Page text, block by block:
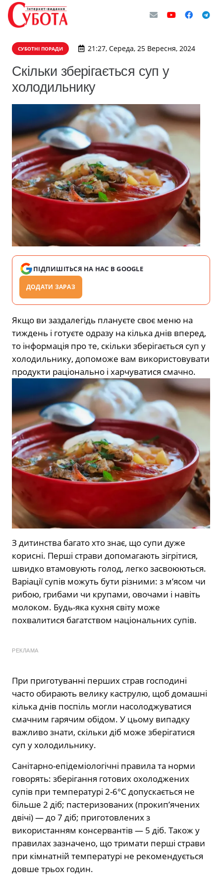
СУБОТНІ ПОРАДИ 21:27, Середа, 25 Вересня, 2024
Скільки зберігається суп у
холодильнику
ПІДПИШІТЬСЯ НА НАС В GOOGLE
ДОДАТИ ЗАРАЗ
Якщо ви заздалегідь плануєте своє меню на
тиждень і готуєте одразу на кілька днів вперед,
то інформація про те, скільки зберігається суп у
холодильнику, допоможе вам використовувати
продукти раціонально і харчуватися смачно.
З дитинства багато хто знає, що супи дуже
корисні. Перші страви допомагають зігрітися,
швидко втамовують голод, легко засвоюються.
Варіації супів можуть бути різними: з м’ясом чи
рибою, грибами чи крупами, овочами і навіть
молоком. Будь-яка кухня світу може
похвалитися багатством національних супів.
РЕКЛАМА
При приготуванні перших страв господині
часто обирають велику каструлю, щоб домашні
кілька днів поспіль могли насолоджуватися
смачним гарячим обідом. У цьому випадку
важливо знати, скільки діб може зберігатися
суп у холодильнику.
Санітарно-епідеміологічні правила та норми
говорять: зберігання готових охолоджених
супів при температурі 2-6°C допускається не
більше 2 діб; пастеризованих (прокип’ячених
двічі) — до 7 діб; приготовлених з
використанням консервантів — 5 діб. Також у
правилах зазначено, що тримати перші страви
при кімнатній температурі не рекомендується
довше трьох годин.